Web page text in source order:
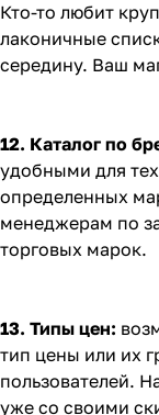
Кто-то любит
лаконичные
середину. Ваш
12. Каталог по
удобными для
определенных
менеджерам по
торговых марок.
13. Типы цен:
тип цены или их
пользователей.
уже со своими